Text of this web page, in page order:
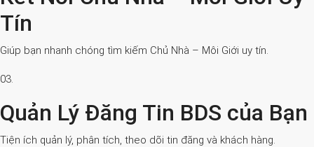
Tín
Giúp bạn nhanh chóng tìm kiếm Chủ Nhà – Môi Giới uy tín.
03.
Quản Lý Đăng Tin BDS của Bạn
Tiện ích quản lý, phân tích, theo dõi tin đăng và khách hàng.